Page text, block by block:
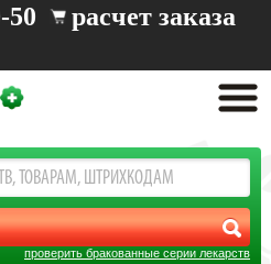
50 расчет заказа
проверить бракованные серии лекарств